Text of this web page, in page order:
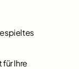
Ihre